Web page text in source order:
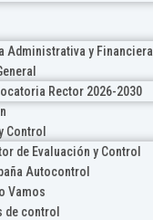
Administrativa y Financiera
Rector 2026-2030
Control
de Evaluación y Control
Autocontrol
Vamos
de control